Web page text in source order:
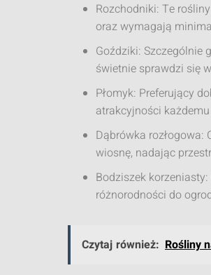
Rozchodniki: Te
oraz wymagają
Goździki: Szczególnie
świetnie sprawdzi się
Płomyk: Preferujący
atrakcyjności
Dąbrówka
wiosnę, nadając
Bodziszek
różnorodności do
Czytaj również: Rośliny